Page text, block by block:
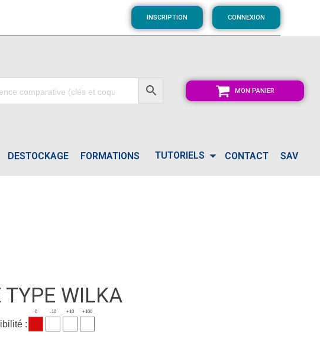
INSCRIPTION CONNEXION
MON PANIER
DESTOCKAGE FORMATIONS TUTORIELS CONTACT SAV
TYPE WILKA
:
0 -10 +10 +100